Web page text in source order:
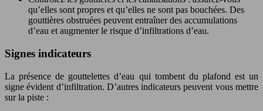
qu’elles sont propres et qu’elles ne sont pas bouchées. Des
gouttières obstruées peuvent entraîner des accumulations
d’eau et augmenter le risque d’infiltrations d’eau.
Signes indicateurs
La présence de gouttelettes d’eau qui tombent du plafond est un
signe évident d’infiltration. D’autres indicateurs peuvent vous mettre
sur la piste :